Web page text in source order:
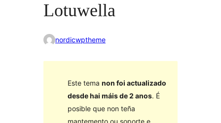
Lotuwella
nordicwptheme
Este tema non foi actualizado
desde hai máis de 2 anos. É
posible que non teña
mantemento ou soporte e